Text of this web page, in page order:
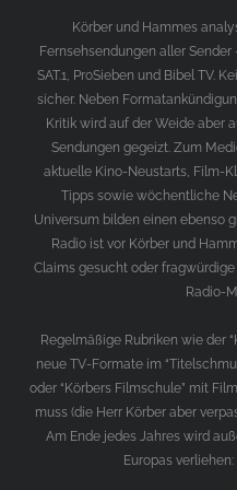
Körber und Hammes
Fernsehsendungen aller Sender
SAT.1, ProSieben und Bibel TV.
sicher. Neben
Kritik wird auf der Weide aber
Sendungen gegeizt. Zum
aktuelle Kino-Neustarts, Film-
Tipps sowie wöchentliche
Universum bilden einen ebenso
Radio ist vor Körber und
Claims gesucht oder
Radio-
Regelmäßige Rubriken wie der
neue TV-Formate im
oder “Körbers Filmschule” mit
muss (die Herr Körber aber
Am Ende jedes Jahres wird
Europas verliehen: